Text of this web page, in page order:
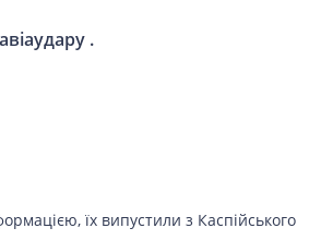
.
їх випустили з Каспійського